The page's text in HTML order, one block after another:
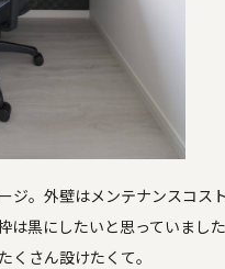
ジ。外壁はメンテナンスコス
は黒にしたいと思っていました
くさん設けたくて。